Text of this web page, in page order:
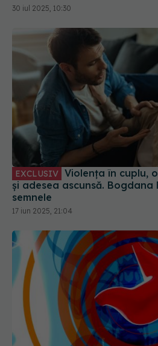
EXCLUSIV Violența în cuplu, o realitate complexă
și adesea ascunsă. Bogdana
semnele